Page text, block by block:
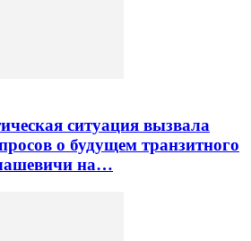
ситуация вызвала
о будущем транзитного
на…